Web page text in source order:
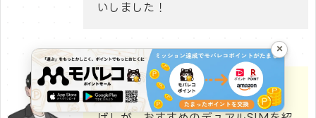
いしました！
Webライター歴3年、通信系（格安
SIM、光回線）を得意とする「し
×